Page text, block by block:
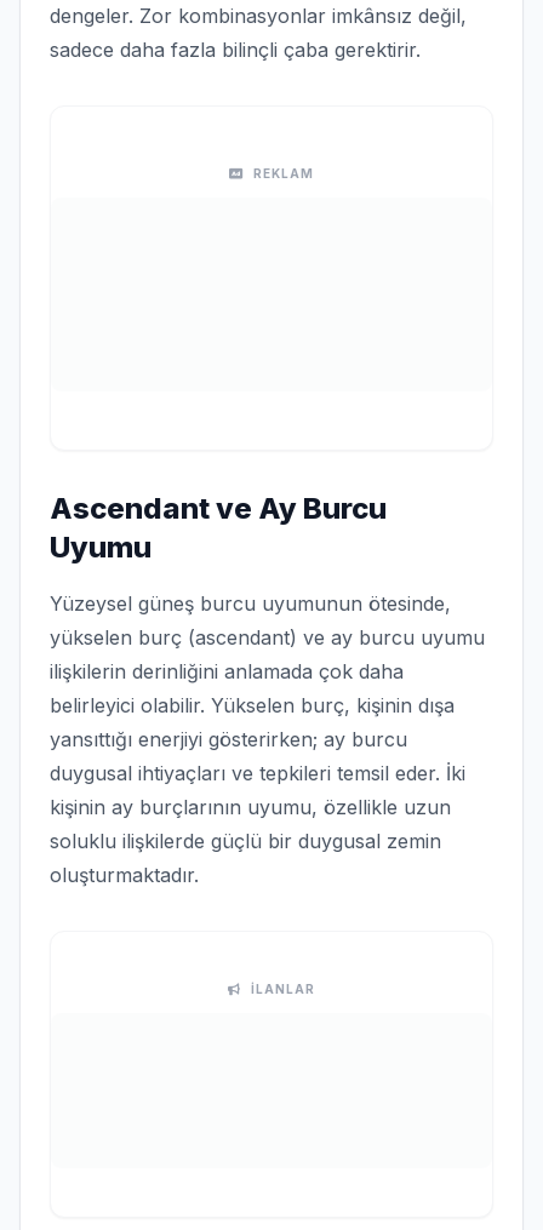
dengeler. Zor kombinasyonlar imkânsız değil,
sadece daha fazla bilinçli çaba gerektirir.
REKLAM
Ascendant ve Ay Burcu
Uyumu
Yüzeysel güneş burcu uyumunun ötesinde,
yükselen burç (ascendant) ve ay burcu uyumu
ilişkilerin derinliğini anlamada çok daha
belirleyici olabilir. Yükselen burç, kişinin dışa
yansıttığı enerjiyi gösterirken; ay burcu
duygusal ihtiyaçları ve tepkileri temsil eder. İki
kişinin ay burçlarının uyumu, özellikle uzun
soluklu ilişkilerde güçlü bir duygusal zemin
oluşturmaktadır.
İLANLAR